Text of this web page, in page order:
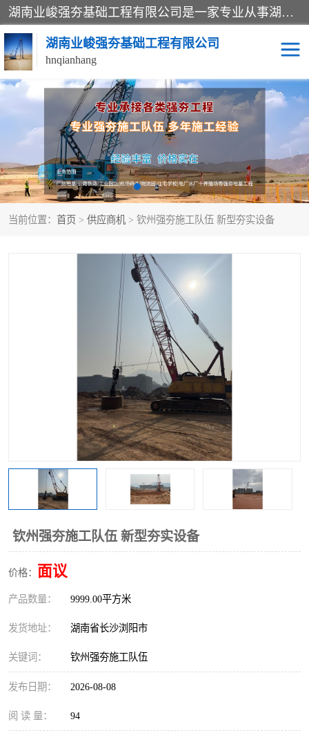
湖南业峻强夯基础工程有限公司是一家专业从事湖南强夯基础工程、强夯机租赁，地基处理的施工单位。业务覆盖：湖南、广东，江西等地。可承接1000KN.m-25000KN.m强夯（置换）工程。公司创始人是国内较早期从事强夯施工的建设者，经过多年的一步一个脚印的发展，在行业内具有较高的度和良好的口碑。
湖南业峻强夯基础工程有限公司
hnqianhang
当前位置： 首页 > 供应商机 > 钦州强夯施工队伍 新型夯实设备
钦州强夯施工队伍 新型夯实设备
价格： 面议
产品数量： 9999.00平方米
发货地址： 湖南省长沙浏阳市
关键词： 钦州强夯施工队伍
发布日期： 2026-08-08
阅 读 量： 94
强夯施工案例 强夯机租赁
强夯施工工程 强夯施工队伍
强夯队伍